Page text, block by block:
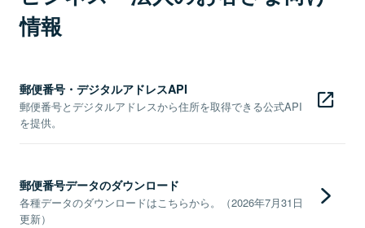
情報
郵便番号・デジタルアドレスAPI
郵便番号とデジタルアドレスから住所を取得できる公式API
を提供。
郵便番号データのダウンロード
各種データのダウンロードはこちらから。（2026年7月31日
更新）